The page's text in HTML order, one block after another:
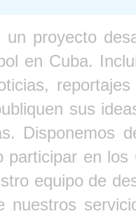
un proyecto
en Cuba.
sus
Disponemos
participar en
equipo de
nuestros